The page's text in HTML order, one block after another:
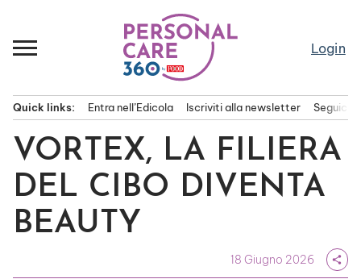
contenuto
Login
principale
Quick links: Entra nell’Edicola Iscriviti alla newsletter Seguici
VORTEX, LA FILIERA
DEL CIBO DIVENTA
BEAUTY
18 Giugno 2026 share